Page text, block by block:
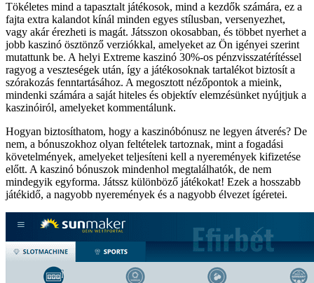
Tökéletes mind a tapasztalt játékosok, mind a kezdők számára, ez a
fajta extra kalandot kínál minden egyes stílusban, versenyezhet,
vagy akár érezheti is magát. Játsszon okosabban, és többet nyerhet a
jobb kaszinó ösztönző verziókkal, amelyeket az Ön igényei szerint
mutattunk be. A helyi Extreme kaszinó 30%-os pénzvisszatérítéssel
ragyog a veszteségek után, így a játékosoknak tartalékot biztosít a
szórakozás fenntartásához. A megosztott nézőpontok a mieink,
mindenki számára a saját hiteles és objektív elemzésünket nyújtjuk a
kaszinóiról, amelyeket kommentálunk.
Hogyan biztosíthatom, hogy a kaszinóbónusz ne legyen átverés? De
nem, a bónuszokhoz olyan feltételek tartoznak, mint a fogadási
követelmények, amelyeket teljesíteni kell a nyeremények kifizetése
előtt. A kaszinó bónuszok mindenhol megtalálhatók, de nem
mindegyik egyforma. Játssz különböző játékokat! Ezek a hosszabb
játékidő, a nagyobb nyeremények és a nagyobb élvezet ígéretei.